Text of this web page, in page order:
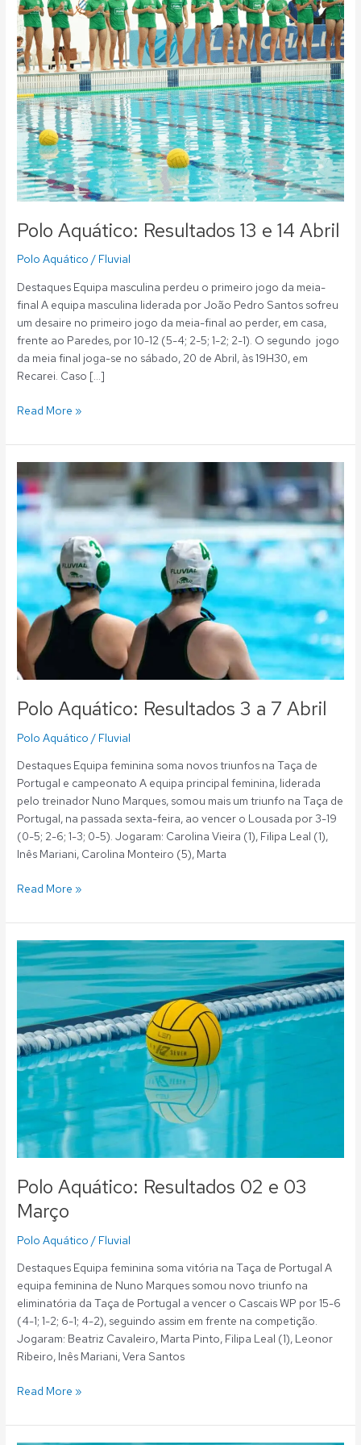
Polo Aquático: Resultados 13 e 14 Abril
Polo Aquático / Fluvial
Destaques Equipa masculina perdeu o primeiro jogo da meia-
final A equipa masculina liderada por João Pedro Santos sofreu
um desaire no primeiro jogo da meia-final ao perder, em casa,
frente ao Paredes, por 10-12 (5-4; 2-5; 1-2; 2-1). O segundo jogo
da meia final joga-se no sábado, 20 de Abril, às 19H30, em
Recarei. Caso […]
e
14
Abril
Read More »
Polo Aquático: Resultados 3 a 7 Abril
Polo Aquático / Fluvial
Destaques Equipa feminina soma novos triunfos na Taça de
Portugal e campeonato A equipa principal feminina, liderada
pelo treinador Nuno Marques, somou mais um triunfo na Taça de
Portugal, na passada sexta-feira, ao vencer o Lousada por 3-19
(0-5; 2-6; 1-3; 0-5). Jogaram: Carolina Vieira (1), Filipa Leal (1),
Inês Mariani, Carolina Monteiro (5), Marta
Aquático:
Resultados
a
7
Abril
Read More »
Polo Aquático: Resultados 02 e 03
Março
Polo Aquático / Fluvial
Destaques Equipa feminina soma vitória na Taça de Portugal A
equipa feminina de Nuno Marques somou novo triunfo na
eliminatória da Taça de Portugal a vencer o Cascais WP por 15-6
(4-1; 1-2; 6-1; 4-2), seguindo assim em frente na competição.
Jogaram: Beatriz Cavaleiro, Marta Pinto, Filipa Leal (1), Leonor
Ribeiro, Inês Mariani, Vera Santos
Polo
Aquático:
Resultados
e
03
Março
Read More »